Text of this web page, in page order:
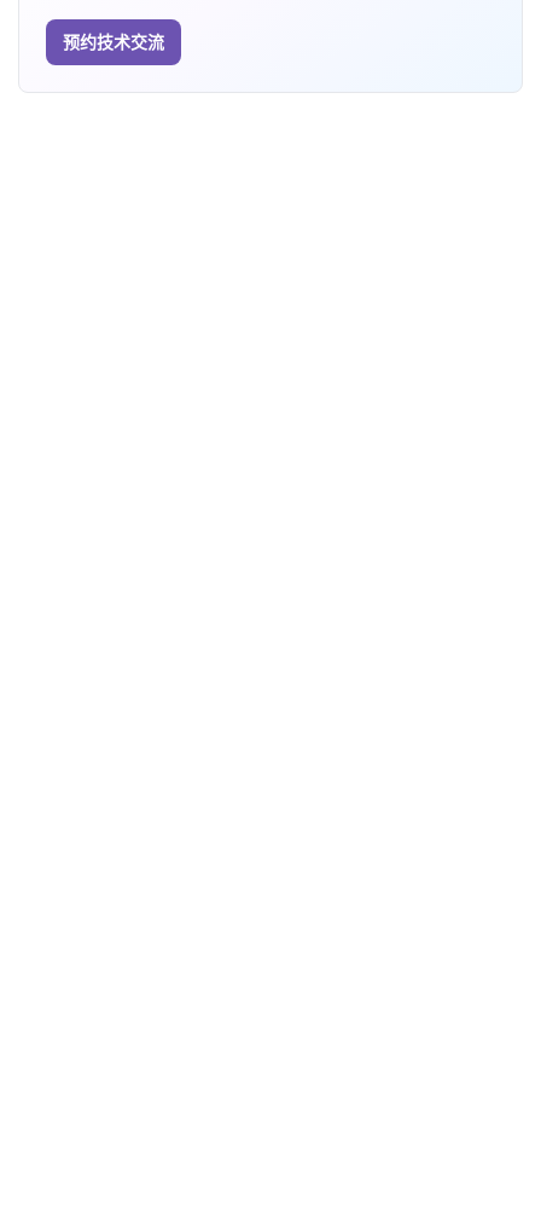
预约技术交流